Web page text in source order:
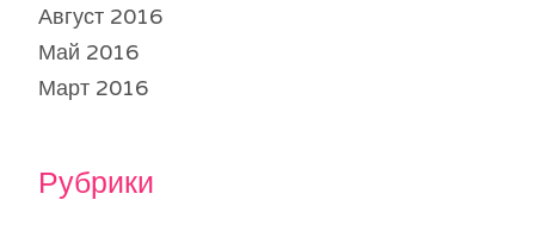
Август 2016
Май 2016
Март 2016
Рубрики